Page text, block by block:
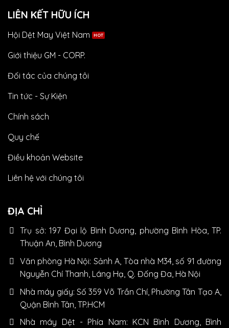
LIÊN KẾT HỮU ÍCH
Hội Dệt May Việt Nam
Giới thiệu GM - CORP.
Đối tác của chúng tôi
Tin tức - Sự Kiện
Chính sách
Quy chế
Điều khoản Website
Liên hệ với chúng tôi
ĐỊA CHỈ
Trụ sở: 197 Đại lộ Bình Dương, phường Bình Hòa, TP.
Thuận An, Bình Dương
Văn phòng Hà Nội: Sảnh A, Tòa nhà M34, số 91 đường
Nguyễn Chí Thanh, Láng Hạ, Q. Đống Đa, Hà Nội
Nhà máy giấy: Số 359 Võ Trần Chí, Phường Tân Tạo A,
Quận Bình Tân, TP.HCM
Nhà máy Dệt - Phía Nam: KCN Bình Dương, Bình